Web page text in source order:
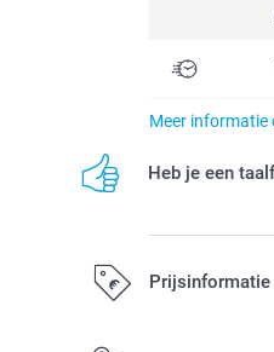
Meer informatie
Heb je een
Prijsinformatie